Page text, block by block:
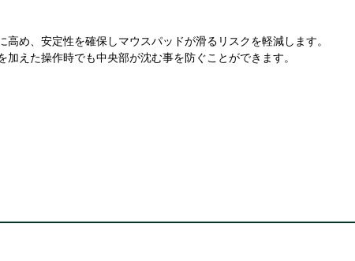
め、安定性を確保しマウスパッドが滑るリスクを軽減します。
えた操作時でも中央部が沈む事を防ぐことができます。